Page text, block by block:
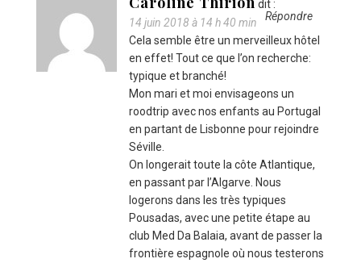
dit :
14 juin 2018 à 14 h 40 min
Cela semble être un merveilleux hôtel
en effet! Tout ce que l’on recherche:
typique et branché!
Mon mari et moi envisageons un
roodtrip avec nos enfants au Portugal
en partant de Lisbonne pour rejoindre
Séville.
On longerait toute la côte Atlantique,
en passant par l’Algarve. Nous
logerons dans les très typiques
Pousadas, avec une petite étape au
club Med Da Balaia, avant de passer la
frontière espagnole où nous testerons
Répondre